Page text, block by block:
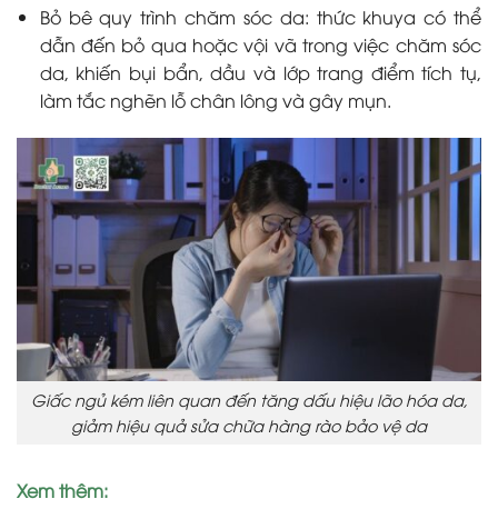
Bỏ bê quy trình chăm sóc da: thức khuya có thể
dẫn đến bỏ qua hoặc vội vã trong việc chăm sóc
da, khiến bụi bẩn, dầu và lớp trang điểm tích tụ,
làm tắc nghẽn lỗ chân lông và gây mụn.
Giấc ngủ kém liên quan đến tăng dấu hiệu lão hóa da,
giảm hiệu quả sửa chữa hàng rào bảo vệ da
Xem thêm: